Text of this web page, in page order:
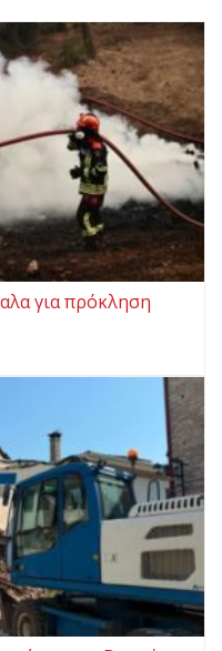
για πρόκληση